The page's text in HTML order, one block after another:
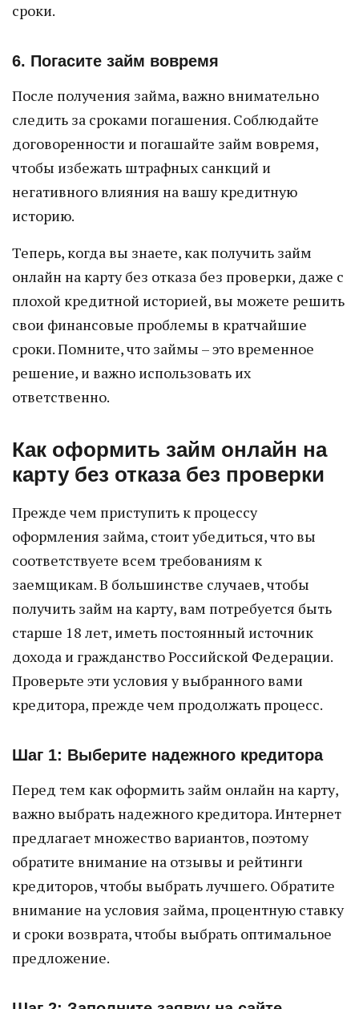
сроки.
6. Погасите займ вовремя
После получения займа, важно внимательно
следить за сроками погашения. Соблюдайте
договоренности и погашайте займ вовремя,
чтобы избежать штрафных санкций и
негативного влияния на вашу кредитную
историю.
Теперь, когда вы знаете, как получить займ
онлайн на карту без отказа без проверки, даже с
плохой кредитной историей, вы можете решить
свои финансовые проблемы в кратчайшие
сроки. Помните, что займы – это временное
решение, и важно использовать их
ответственно.
Как оформить займ онлайн на
карту без отказа без проверки
Прежде чем приступить к процессу
оформления займа, стоит убедиться, что вы
соответствуете всем требованиям к
заемщикам. В большинстве случаев, чтобы
получить займ на карту, вам потребуется быть
старше 18 лет, иметь постоянный источник
дохода и гражданство Российской Федерации.
Проверьте эти условия у выбранного вами
кредитора, прежде чем продолжать процесс.
Шаг 1: Выберите надежного кредитора
Перед тем как оформить займ онлайн на карту,
важно выбрать надежного кредитора. Интернет
предлагает множество вариантов, поэтому
обратите внимание на отзывы и рейтинги
кредиторов, чтобы выбрать лучшего. Обратите
внимание на условия займа, процентную ставку
и сроки возврата, чтобы выбрать оптимальное
предложение.